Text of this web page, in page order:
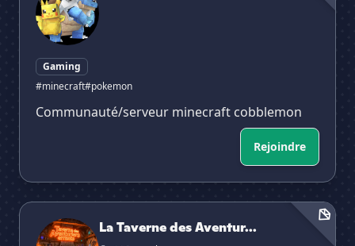
Gaming
#minecraft#pokemon
Communauté/serveur minecraft cobblemon
Rejoindre
La Taverne des Aventuriers Errants
La Taverne des Aventur...